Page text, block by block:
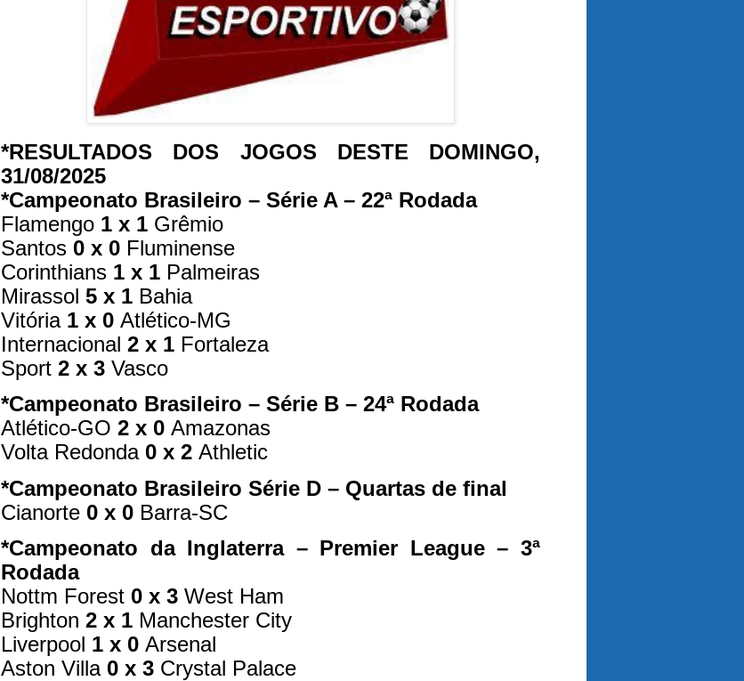
*RESULTADOS DOS JOGOS DESTE DOMINGO,
31/08/2025
*Campeonato Brasileiro – Série A – 22ª Rodada
Flamengo 1 x 1 Grêmio
Santos 0 x 0 Fluminense
Corinthians 1 x 1 Palmeiras
Mirassol 5 x 1 Bahia
Vitória 1 x 0 Atlético-MG
Internacional 2 x 1 Fortaleza
Sport 2 x 3 Vasco
*Campeonato Brasileiro – Série B – 24ª Rodada
Atlético-GO 2 x 0 Amazonas
Volta Redonda 0 x 2 Athletic
*Campeonato Brasileiro Série D – Quartas de final
Cianorte 0 x 0 Barra-SC
*Campeonato da Inglaterra – Premier League – 3ª
Rodada
Nottm Forest 0 x 3 West Ham
Brighton 2 x 1 Manchester City
Liverpool 1 x 0 Arsenal
Aston Villa 0 x 3 Crystal Palace